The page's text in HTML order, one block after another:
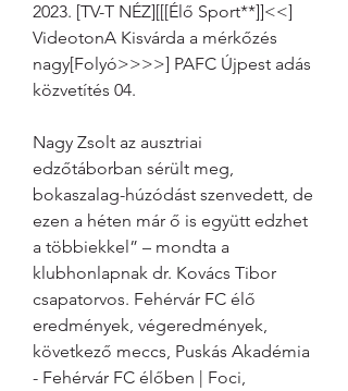
2023. [TV-T NÉZ][[[Élő Sport**]]<<]
VideotonA Kisvárda a mérkőzés
nagy[Folyó>>>>] PAFC Újpest adás
közvetítés 04.
Nagy Zsolt az ausztriai
edzőtáborban sérült meg,
bokaszalag-húzódást szenvedett, de
ezen a héten már ő is együtt edzhet
a többiekkel” – mondta a
klubhonlapnak dr. Kovács Tibor
csapatorvos. Fehérvár FC élő
eredmények, végeredmények,
következő meccs, Puskás Akadémia
- Fehérvár FC élőben | Foci,